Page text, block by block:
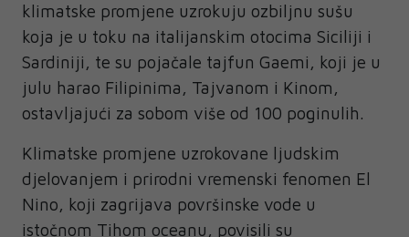
klimatske promjene uzrokuju ozbiljnu sušu
koja je u toku na italijanskim otocima Siciliji i
Sardiniji, te su pojačale tajfun Gaemi, koji je u
julu harao Filipinima, Tajvanom i Kinom,
ostavljajući za sobom više od 100 poginulih.
Klimatske promjene uzrokovane ljudskim
djelovanjem i prirodni vremenski fenomen El
Nino, koji zagrijava površinske vode u
istočnom Tihom oceanu, povisili su